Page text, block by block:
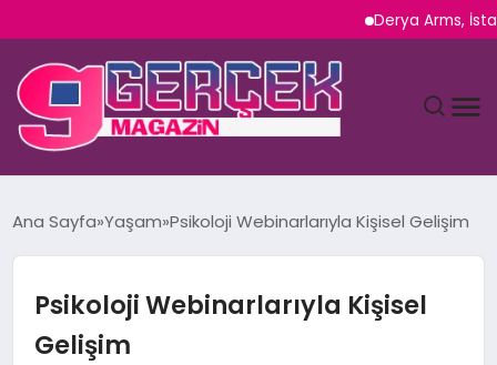
Derya Arms,
YAŞAM
SPOR
Ana Sayfa Yaşam Psikoloji Webinarlarıyla Kişisel Gelişim
Psikoloji Webinarlarıyla Kişisel
Gelişim